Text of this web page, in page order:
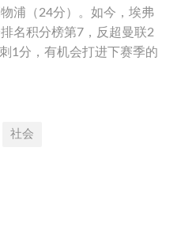
浦（24分）。如今，埃弗
名积分榜第7，反超曼联2
1分，有机会打进下赛季的
社会